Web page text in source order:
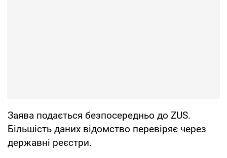
Заява подається безпосередньо до ZUS.
Більшість даних відомство перевіряє через
державні реєстри.